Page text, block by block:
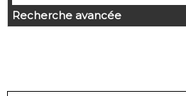
Recherche avancée